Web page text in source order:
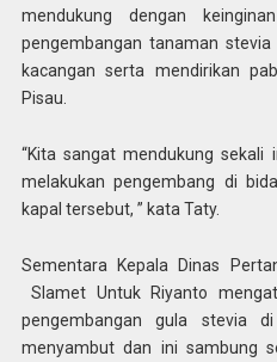
mendukung dengan
pengembangan tanaman
kacangan serta mendirikan
Pisau.
“Kita sangat mendukung sekali
melakukan pengembang di
kapal tersebut, ” kata Taty.
Sementara Kepala Dinas
Slamet Untuk Riyanto
pengembangan gula stevia
menyambut dan ini sambung